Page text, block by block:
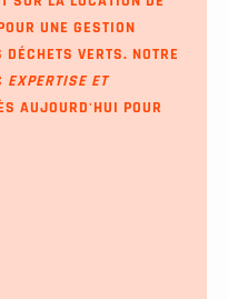
UNE GESTION
VERTS. NOTRE
EXPERTISE ET
AUJOURD'HUI POUR